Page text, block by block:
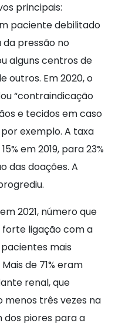
principais:
paciente debilitado
pressão no
alguns centros de
outros. Em 2020, o
“contraindicação
e tecidos em caso
exemplo. A taxa
em 2019, para 23%
das doações. A
2021, número que
forte ligação com a
mais
de 71% eram
renal, que
menos três vezes na
dos piores para a